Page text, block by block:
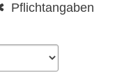
Pflichtangaben